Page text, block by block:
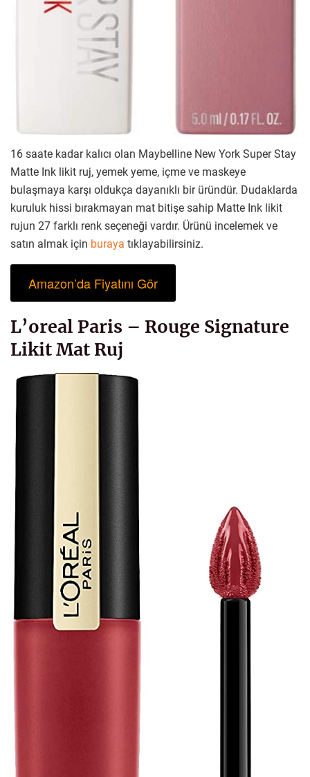
16 saate kadar kalıcı olan Maybelline New York Super Stay
Matte Ink likit ruj, yemek yeme, içme ve maskeye
bulaşmaya karşı oldukça dayanıklı bir üründür. Dudaklarda
kuruluk hissi bırakmayan mat bitişe sahip Matte Ink likit
rujun 27 farklı renk seçeneği vardır. Ürünü incelemek ve
satın almak için buraya tıklayabilirsiniz.
Amazon’da Fiyatını Gör
L’oreal Paris – Rouge Signature
Likit Mat Ruj